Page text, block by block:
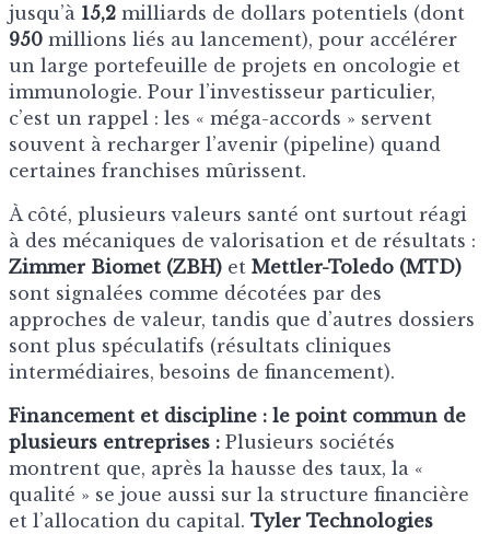
jusqu’à 15,2 milliards de dollars potentiels (dont
950 millions liés au lancement), pour accélérer
un large portefeuille de projets en oncologie et
immunologie. Pour l’investisseur particulier,
c’est un rappel : les « méga-accords » servent
souvent à recharger l’avenir (pipeline) quand
certaines franchises mûrissent.
À côté, plusieurs valeurs santé ont surtout réagi
à des mécaniques de valorisation et de résultats :
Zimmer Biomet (ZBH) et Mettler-Toledo (MTD)
sont signalées comme décotées par des
approches de valeur, tandis que d’autres dossiers
sont plus spéculatifs (résultats cliniques
intermédiaires, besoins de financement).
Financement et discipline : le point commun de
plusieurs entreprises : Plusieurs sociétés
montrent que, après la hausse des taux, la «
qualité » se joue aussi sur la structure financière
et l’allocation du capital. Tyler Technologies